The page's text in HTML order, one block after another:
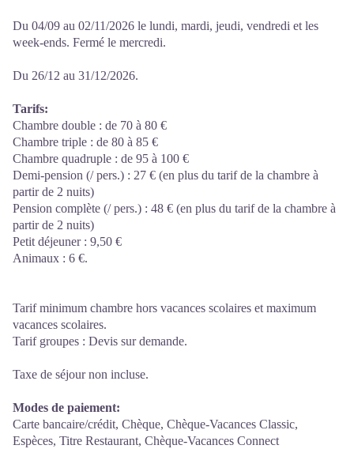
Du 04/09 au 02/11/2026 le lundi, mardi, jeudi, vendredi et les
week-ends. Fermé le mercredi.
Du 26/12 au 31/12/2026.
Tarifs:
Chambre double : de 70 à 80 €
Chambre triple : de 80 à 85 €
Chambre quadruple : de 95 à 100 €
Demi-pension (/ pers.) : 27 € (en plus du tarif de la chambre à
partir de 2 nuits)
Pension complète (/ pers.) : 48 € (en plus du tarif de la chambre à
partir de 2 nuits)
Petit déjeuner : 9,50 €
Animaux : 6 €.
Tarif minimum chambre hors vacances scolaires et maximum
vacances scolaires.
Tarif groupes : Devis sur demande.
Taxe de séjour non incluse.
Modes de paiement:
Carte bancaire/crédit, Chèque, Chèque-Vacances Classic,
Espèces, Titre Restaurant, Chèque-Vacances Connect